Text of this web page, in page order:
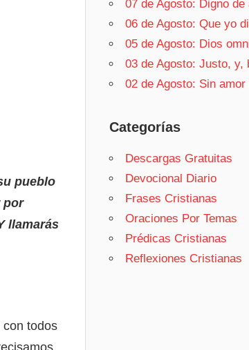
pueblo
por
llamarás
todos
07 de Agosto: Digno de
06 de Agosto: Que yo
05 de Agosto: Dios
03 de Agosto: Justo, y,
02 de Agosto: Sin
Categorías
Descargas Gratuitas
Devocional Diario
Frases Cristianas
Oraciones Por Temas
Prédicas Cristianas
Reflexiones Cristianas